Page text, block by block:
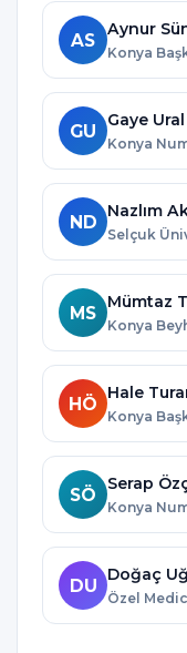
AS
Aynur
GU
Gaye Ural
Konya
ND
Nazlım
Selçuk
MS
Mümtaz
HÖ
Hale
SÖ
Serap
Konya
DU
Doğaç
Özel